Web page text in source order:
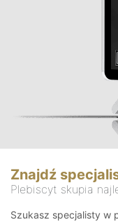
Znajdź
Plebiscyt skupia
Szukasz specjalisty w